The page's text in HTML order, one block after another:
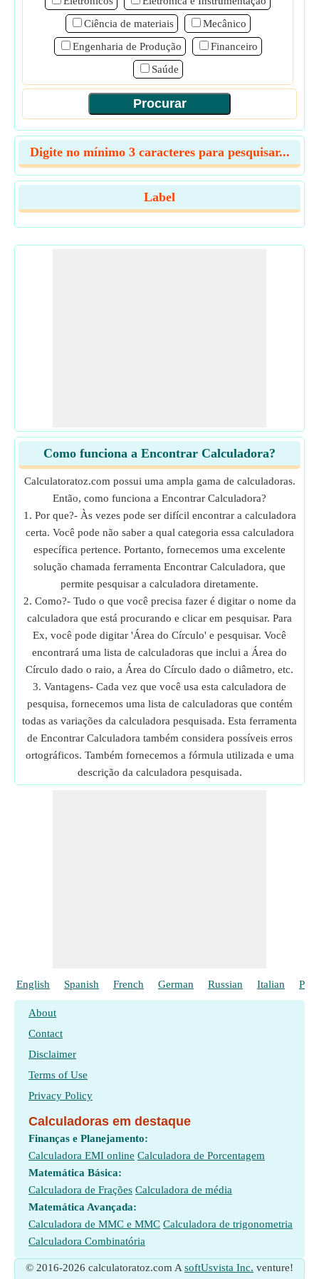
Ciência de materiais
Mecânico
Engenharia de Produção
Financeiro
Saúde
Digite no mínimo 3 caracteres para pesquisar...
Label
Como funciona a Encontrar Calculadora?
Calculatoratoz.com possui uma ampla gama de calculadoras.
Então, como funciona a Encontrar Calculadora?
1. Por que?- Às vezes pode ser difícil encontrar a calculadora
certa. Você pode não saber a qual categoria essa calculadora
específica pertence. Portanto, fornecemos uma excelente
solução chamada ferramenta Encontrar Calculadora, que
permite pesquisar a calculadora diretamente.
2. Como?- Tudo o que você precisa fazer é digitar o nome da
calculadora que está procurando e clicar em pesquisar. Para
Ex, você pode digitar 'Área do Círculo' e pesquisar. Você
encontrará uma lista de calculadoras que inclui a Área do
Círculo dado o raio, a Área do Círculo dado o diâmetro, etc.
3. Vantagens- Cada vez que você usa esta calculadora de
pesquisa, fornecemos uma lista de calculadoras que contém
todas as variações da calculadora pesquisada. Esta ferramenta
de Encontrar Calculadora também considera possíveis erros
ortográficos. Também fornecemos a fórmula utilizada e uma
descrição da calculadora pesquisada.
English Spanish French German Russian Italian
About
Contact
Disclaimer
Terms of Use
Privacy Policy
Calculadoras em destaque
Finanças e Planejamento:
Calculadora EMI online Calculadora de Porcentagem
Matemática Básica:
Calculadora de Frações Calculadora de média
Matemática Avançada:
Calculadora de MMC e MMC Calculadora de trigonometria
Calculadora Combinatória
© 2016-2026 calculatoratoz.com A softUsvista Inc. venture!